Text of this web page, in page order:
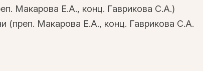
Макарова Е.А., конц. Гаврикова С.А.)
(преп. Макарова Е.А., конц. Гаврикова С.А.